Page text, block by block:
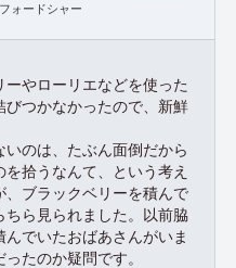
ォードシャー
やローリエなどを使った
びつかなかったので、新鮮
のは、たぶん面倒だから
拾うなんて、という考え
、ブラックベリーを積んで
ちら見られました。以前脇
でいたおばあさんがいま
たのか疑問です。